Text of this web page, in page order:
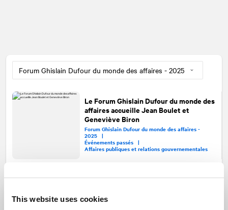
This website uses cookies
Le Forum Ghislain Dufour du monde des
affaires accueille Jean Boulet et
Geneviève Biron
Forum Ghislain Dufour du monde des affaires -
2025 |
Événements passés |
Affaires publiques et relations gouvernementales
Forum Ghislain Dufour du monde des affaires -